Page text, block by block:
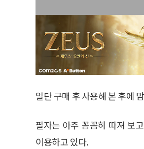
일단 구매 후 사용해 본 후에
필자는 아주 꼼꼼히 따져 보
이용하고 있다.